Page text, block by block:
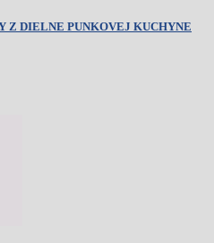
Z DIELNE PUNKOVEJ KUCHYNE